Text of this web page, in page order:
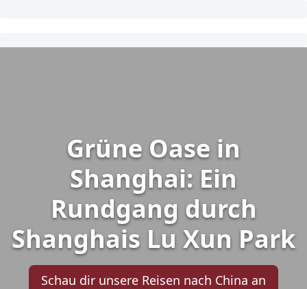
Grüne Oase in
Shanghai: Ein
Rundgang durch
Shanghais Lu Xun Park
Schau dir unsere Reisen nach China an